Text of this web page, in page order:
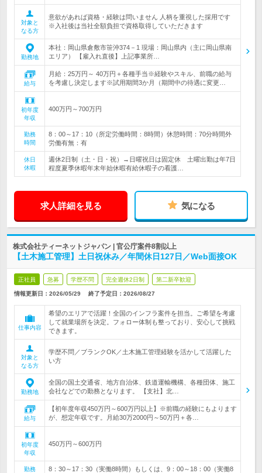
対象と
なる方
意欲があれば資格・経験は問いません 人柄を重視した採用です
※入社後は当社全額負担で資格取得していただきます
勤務地
本社：岡山県倉敷市笹沖374－1 現場：岡山県内（主に岡山県南
エリア） 【雇入れ直後】上記事業所…
給与
月給：25万円～ 40万円＋各種手当※経験やスキル、前職の給与
を考慮し決定します※試用期間3か月（期間中の待遇に変更…
初年度
年収
400万円～700万円
勤務
時間
8：00～17：10（所定労働時間：8時間）休憩時間：70分時間外
労働有無：有
休日
休暇
週休2日制（土・日・祝）→日曜祝日は固定休 土曜出勤は年7日
程度夏季休暇年末年始休暇有給休暇子の看護…
求人詳細を見る 気になる
株式会社ティーネットジャパン | 官公庁案件8割以上
【土木施工管理】土日祝休み／年間休日127日／Web面接OK
正社員 急募 学歴不問 完全週休2日制 第二新卒歓迎
情報更新日：2026/05/29 終了予定日： 2026/08/27
仕事内容
希望のエリアで活躍！全国のインフラ案件を担当。ご希望を考慮
して就業場所を決定。フォロー体制も整っており、安心して挑戦
できます。
対象と
なる方
学歴不問／ブランクOK／土木施工管理経験を活かして活躍した
い方
勤務地
全国の国土交通省、地方自治体、鉄道運輸機構、各種団体、施工
会社などでの勤務となります。 【支社】北…
給与
【初年度年収450万円～600万円以上】※前職の経験にもよります
が、想定年収です。月給30万2000円～50万円＋各…
初年度
年収
450万円～600万円
勤務
8：30～17：30（実働8時間）もしくは、9：00～18：00（実働8